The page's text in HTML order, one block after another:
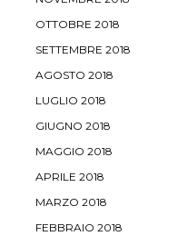
OTTOBRE 2018
SETTEMBRE 2018
AGOSTO 2018
LUGLIO 2018
GIUGNO 2018
MAGGIO 2018
APRILE 2018
MARZO 2018
FEBBRAIO 2018